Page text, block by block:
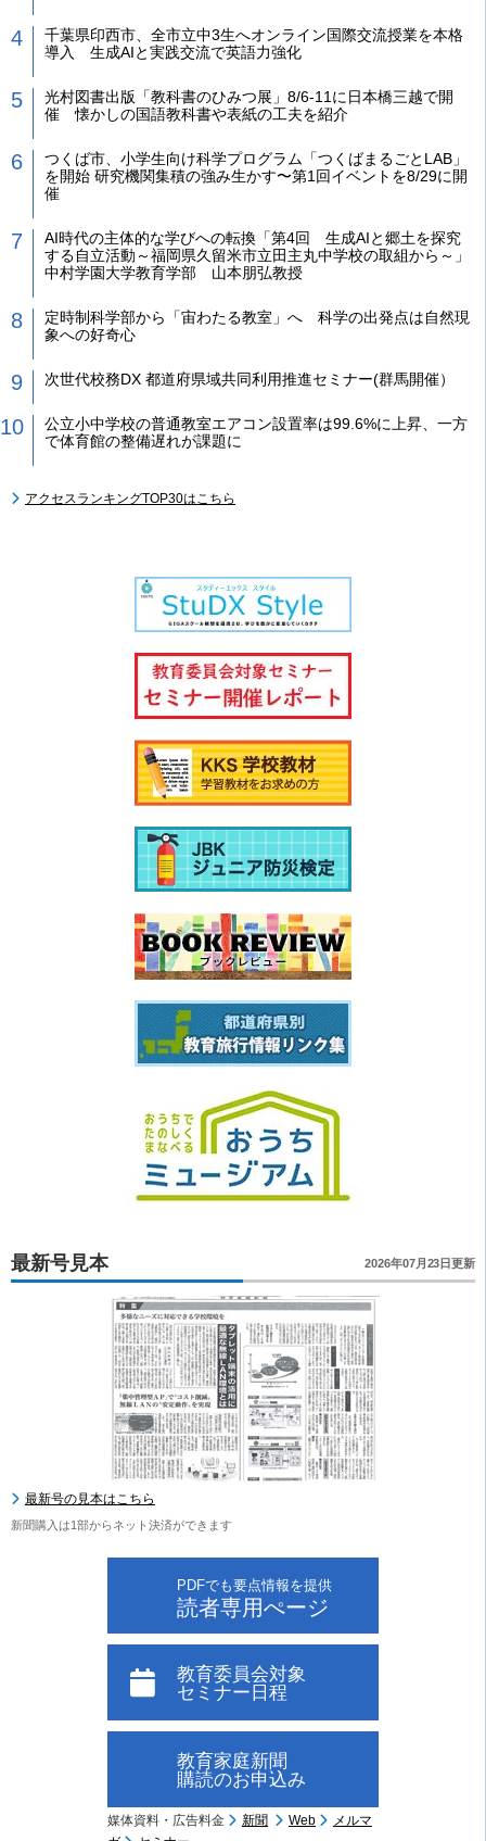
千葉県印西市、全市立中3生へオンライン国際交流授業を本格
導入 生成AIと実践交流で英語力強化
光村図書出版「教科書のひみつ展」8/6-11に日本橋三越で開
催 懐かしの国語教科書や表紙の工夫を紹介
つくば市、小学生向け科学プログラム「つくばまるごとLAB」
を開始 研究機関集積の強み生かす〜第1回イベントを8/29に開
催
AI時代の主体的な学びへの転換「第4回 生成AIと郷土を探究
する自立活動～福岡県久留米市立田主丸中学校の取組から～」
中村学園大学教育学部 山本朋弘教授
定時制科学部から「宙わたる教室」へ 科学の出発点は自然現
象への好奇心
次世代校務DX 都道府県域共同利用推進セミナー(群馬開催）
公立小中学校の普通教室エアコン設置率は99.6%に上昇、一方
で体育館の整備遅れが課題に
アクセスランキングTOP30はこちら
最新号見本 2026年07月23日更新
最新号の見本はこちら
新聞購入は1部からネット決済ができます
PDFでも要点情報を提供
読者専用ぺージ
教育委員会対象
セミナー日程
教育家庭新聞
購読のお申込み
媒体資料・広告料金 新聞 Web
メルマ